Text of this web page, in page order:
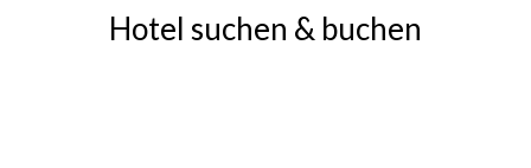
Hotel suchen & buchen